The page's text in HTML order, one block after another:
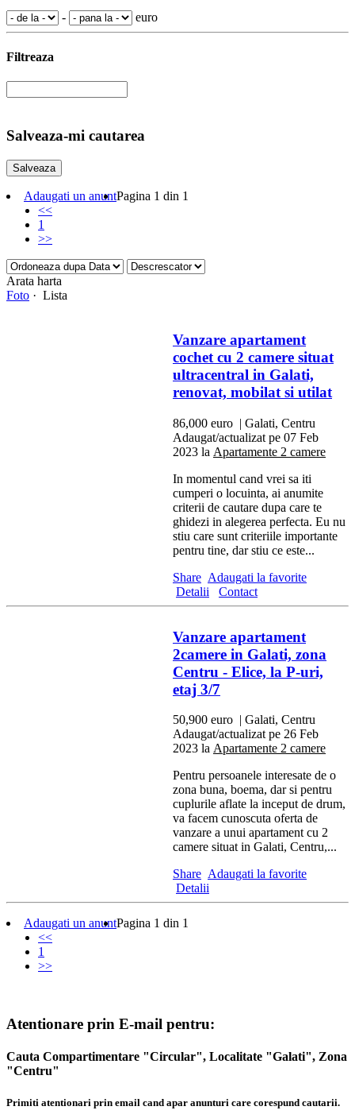
- euro
Filtreaza
Salveaza-mi cautarea
Adaugati un anuntPagina 1 din 1
<<
1
>>
Arata harta
Foto · Lista
Vanzare apartament
cochet cu 2 camere situat
ultracentral in Galati,
renovat, mobilat si utilat
86,000 euro | Galati, Centru
Adaugat/actualizat pe 07 Feb
2023 la Apartamente 2 camere
In momentul cand vrei sa iti
cumperi o locuinta, ai anumite
criterii de cautare dupa care te
ghidezi in alegerea perfecta. Eu nu
stiu care sunt criteriile importante
pentru tine, dar stiu ce este...
Share Adaugati la favorite
Detalii
Contact
Vanzare apartament
2camere in Galati, zona
Centru - Elice, la P-uri,
etaj 3/7
50,900 euro | Galati, Centru
Adaugat/actualizat pe 26 Feb
2023 la Apartamente 2 camere
Pentru persoanele interesate de o
zona buna, boema, dar si pentru
cuplurile aflate la inceput de drum,
va facem cunoscuta oferta de
vanzare a unui apartament cu 2
camere situat in Galati, Centru,...
Share Adaugati la favorite
Detalii
Adaugati un anuntPagina 1 din 1
<<
1
>>
Atentionare prin E-mail pentru:
Cauta Compartimentare "Circular", Localitate "Galati", Zona
"Centru"
Primiti atentionari prin email cand apar anunturi care corespund cautarii.